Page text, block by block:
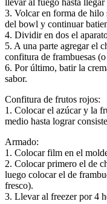
3. Volcar en forma de hilo
del bowl y continuar
4. Dividir en dos el
5. A una parte agregar el
confitura de frambuesas
6. Por último, batir la
sabor.
Confitura de frutos rojos:
1. Colocar el azúcar y la
medio hasta lograr
Armado:
1. Colocar film en el
2. Colocar primero el de
luego colocar el de
fresco).
3. Llevar al freezer por 4